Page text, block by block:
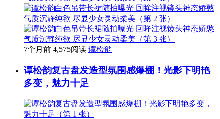
7个月前 4,575阅读 谭松韵
谭松韵复古盘发造型氛围感爆棚！光影下明艳
多变，魅力十足